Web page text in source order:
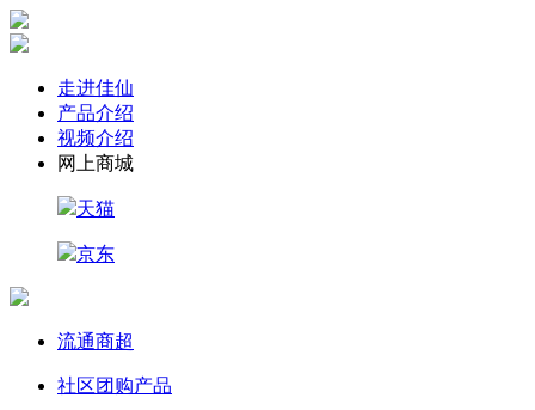
走进佳仙
产品介绍
视频介绍
网上商城
天猫
京东
流通商超
社区团购产品